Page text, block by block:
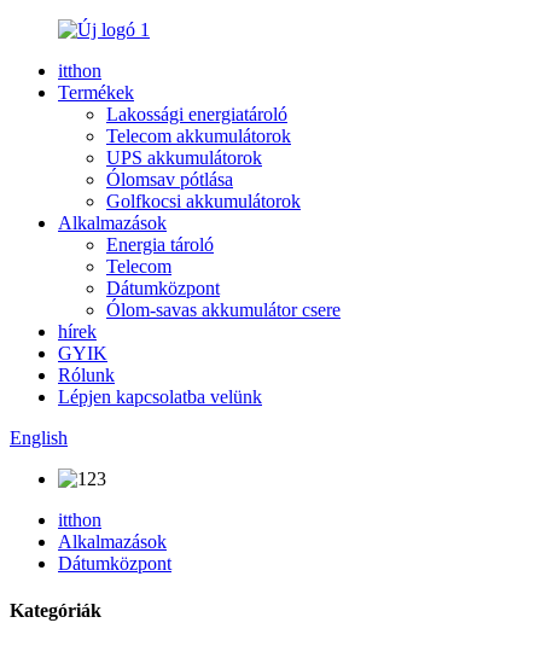
itthon
Termékek
Lakossági energiatároló
Telecom akkumulátorok
UPS akkumulátorok
Ólomsav pótlása
Golfkocsi akkumulátorok
Alkalmazások
Energia tároló
Telecom
Dátumközpont
Ólom-savas akkumulátor csere
hírek
GYIK
Rólunk
Lépjen kapcsolatba velünk
English
itthon
Alkalmazások
Dátumközpont
Kategóriák